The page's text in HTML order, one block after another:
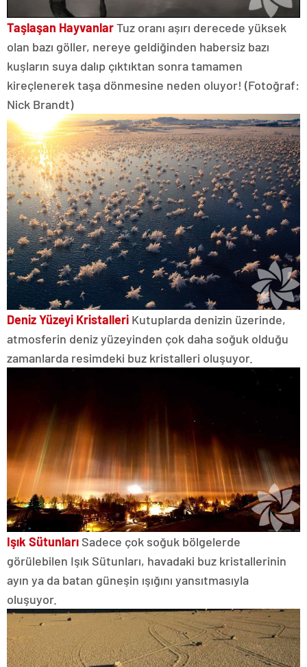
Taşlaşan HayvanlarTuz oranı aşırı derecede yüksek
olan bazı göller, nereye geldiğinden habersiz bazı
kuşların suya dalıp çıktıktan sonra tamamen
kireçlenerek taşa dönmesine neden oluyor! (Fotoğraf:
Nick Brandt)
Deniz Yüzeyi Kristalleri Kutuplarda denizin üzerinde,
atmosferin deniz yüzeyinden çok daha soğuk olduğu
zamanlarda resimdeki buz kristalleri oluşuyor.
Işık Sütunları Sadece çok soğuk bölgelerde
görülebilen Işık Sütunları, havadaki buz kristallerinin
ayın ya da batan güneşin ışığını yansıtmasıyla
oluşuyor.